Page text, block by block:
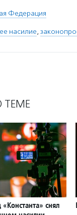
Федерация
насилие,
ТЕМЕ
снял